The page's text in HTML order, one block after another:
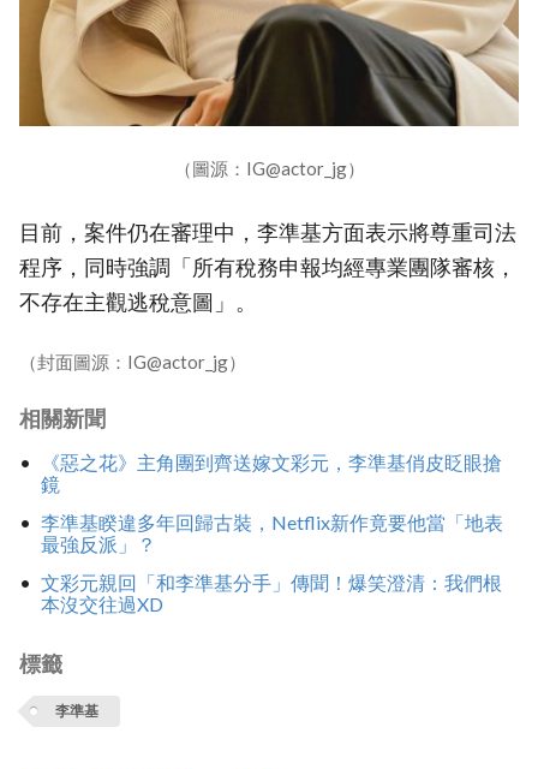
（圖源：IG@actor_jg）
目前，案件仍在審理中，李準基方面表示將尊重司法
程序，同時強調「所有稅務申報均經專業團隊審核，
不存在主觀逃稅意圖」。
（封面圖源：IG@actor_jg）
相關新聞
《惡之花》主角團到齊送嫁文彩元，李準基俏皮眨眼搶
鏡
李準基睽違多年回歸古裝，Netflix新作竟要他當「地表
最強反派」？
文彩元親回「和李準基分手」傳聞！爆笑澄清：我們根
本沒交往過XD
標籤
李準基